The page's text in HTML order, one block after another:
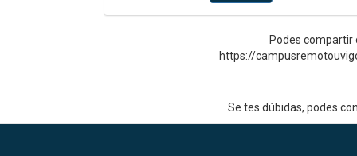
Podes compartir
https://
Se tes dúbidas, podes